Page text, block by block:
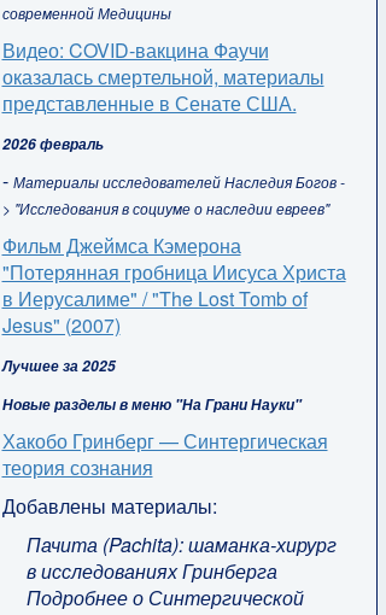
современной Медицины
Видео: COVID-вакцина Фаучи
оказалась смертельной, материалы
представленные в Сенате США.
2026 февраль
- Материалы исследователей Наследия Богов -
> "Исследования в социуме о наследии евреев"
Фильм Джеймса Кэмерона
"Потерянная гробница Иисуса Христа
в Иерусалиме" / "The Lost Tomb of
Jesus" (2007)
Лучшее за 2025
Новые разделы в меню "На Грани Науки"
Хакобо Гринберг — Синтергическая
теория сознания
Добавлены материалы:
Пачита (Pachita): шаманка-хирург
в исследованиях Гринберга
Подробнее о Синтергической